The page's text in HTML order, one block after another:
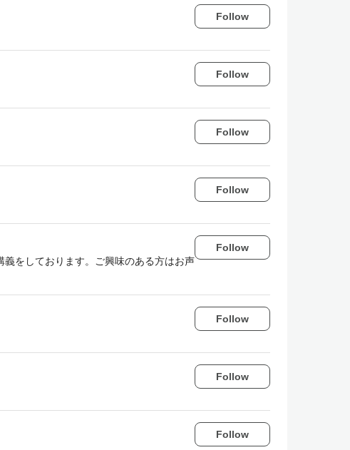
Follow
Follow
Follow
Follow
をしております。ご興味のある方はお声
Follow
Follow
Follow
Follow